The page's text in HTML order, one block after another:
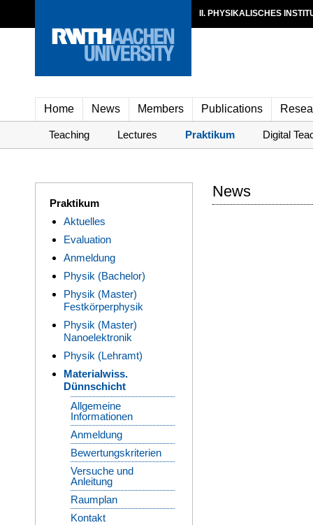
II. PHYSIKALISCHES
Home News Members Publications
Teaching Lectures Praktikum Digital
Praktikum
Aktuelles
Evaluation
Anmeldung
Physik (Bachelor)
Physik (Master)
Festkörperphysik
Physik (Master)
Nanoelektronik
Physik (Lehramt)
Materialwiss.
Dünnschicht
Allgemeine
Informationen
Anmeldung
Bewertungskriterien
Versuche und
Anleitung
Raumplan
Kontakt
News